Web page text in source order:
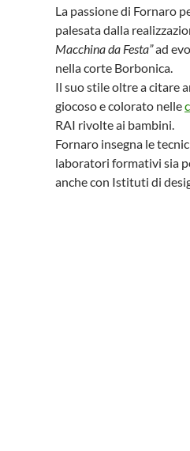
La passione di Fornaro
palesata dalla
Macchina da Festa”ad
nella corte Borbonica.
Il suo stile oltre a citare
giocoso e colorato nelle
RAI rivolte ai bambini.
Fornaro insegna le
laboratori formativi sia
anche con Istituti di